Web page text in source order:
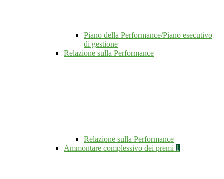
Piano della Performance/Piano esecutivo
di gestione
Relazione sulla Performance
Relazione sulla Performance
Ammontare complessivo dei premi 1